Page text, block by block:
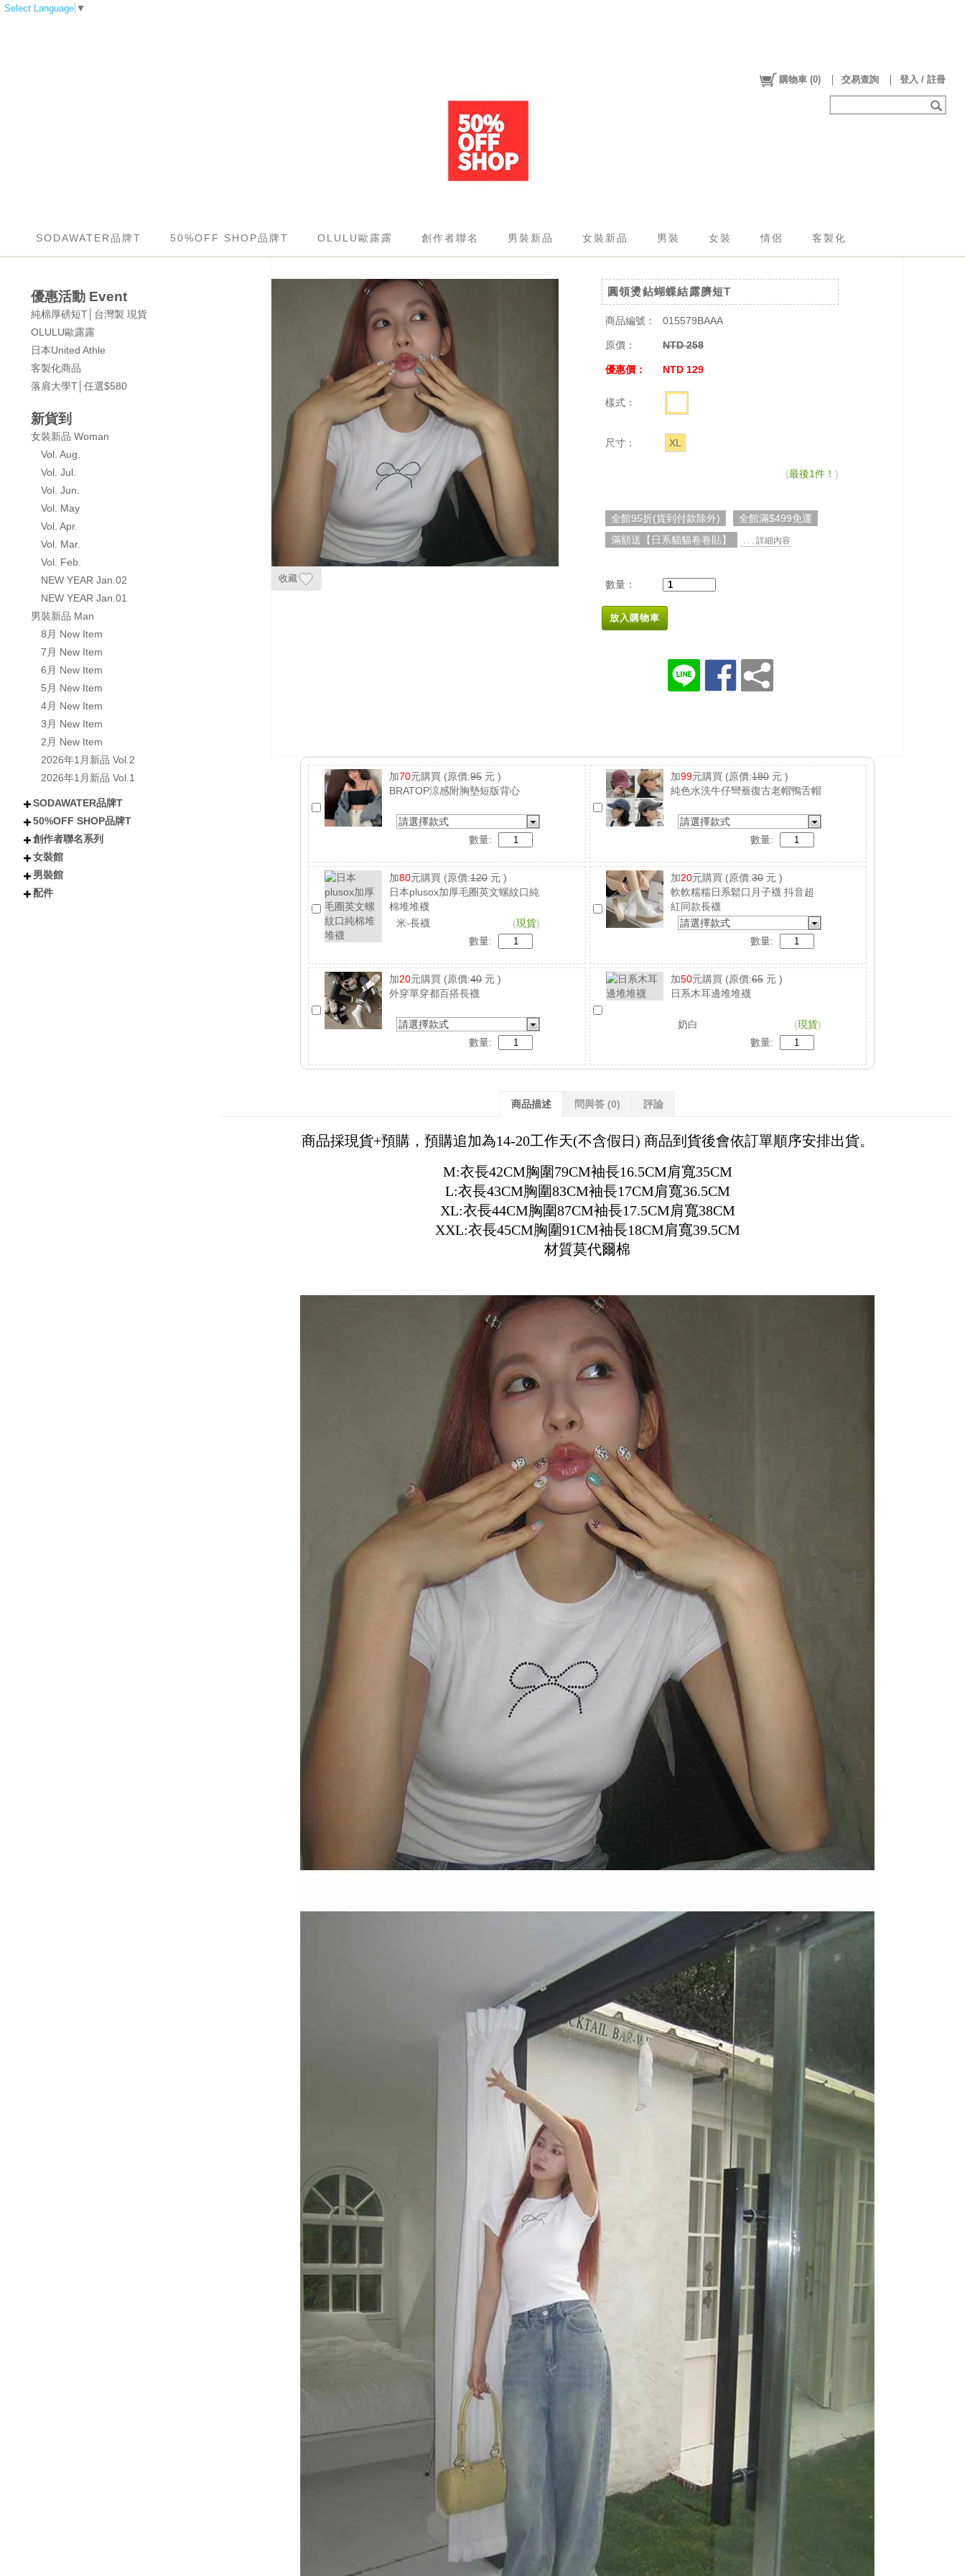
Select Language ▼
SODAWATER品牌T 50%OFF SHOP品牌T OLULU歐露露 創作者聯名 男裝新品 女裝新品 男裝 女裝 情侶 客製化
購物車 (0) 交易查詢 登入 / 註冊
優惠活動 Event
純棉厚磅短T│台灣製 現貨
OLULU歐露露
日本United Athle
客製化商品
落肩大學T│任選$580
新貨到
女裝新品 Woman
Vol. Aug.
Vol. Jul.
Vol. Jun.
Vol. May
Vol. Apr.
Vol. Mar.
Vol. Feb.
NEW YEAR Jan.02
NEW YEAR Jan.01
男裝新品 Man
8月 New Item
7月 New Item
6月 New Item
5月 New Item
4月 New Item
3月 New Item
2月 New Item
2026年1月新品 Vol.2
2026年1月新品 Vol.1
SODAWATER品牌T
不分類
全部短袖商品
全部長袖商品
全部外套COAT
喵汪星人
小熊│泰迪熊
有梗文字TEE
Y2K
美式風格
日式風格
戰國貓大人
肌肉地獄
暗黑
50%OFF SHOP品牌T
不分類
所有短袖商品
所有涼感抗UV機能T
所有長袖商品
貓貓
狗狗
小熊
下午茶甜點
卡通
潮流
創作者聯名系列
不分類
Kono可諾
小舒舒
吃貨少女あか
奶加
鳥人瑞克斯
貝莉蒂絲
兔森森
米歪
蜜糖貓
Mineko_meow
煥悅工作室聯名
海王u魚
悠五 YuWu
擔擔麵
晴海はるみ
河豚小妞
酒咪
天奈莓璐 聯名
野生的淡水人 聯名
他(子) 聯名
夏琳(阿琳阿琳琳)聯名
雷德古雷夫 聯名
迪亞雜藝舖 聯名
熙潞姆 Shirumu聯名
嘎旋旋 聯名
霓茶 聯名
白兔兔兔聯名
Sam Bai✦ 桑唄✦聯名
咪寶 聯名
彌羽ゆう 聯名
柔一口甜 聯名
プラチナ普拉祈娜 聯名款
波風水雞 聯名
諾芙.exe聯名
鼠芝ミルチ 聯名
大鴉 聯名
蜜柑あいみ 聯名
來楽 聯名
緋嫣_睡眠ドーナツ聯名
伊德海拉ヽ 聯名
夢寐愛姆ユメビエム 聯名
吾貓ねこです聯名
阡狐Huni聯名
喇密聯名
阿栗栗聯名
皮立聯名
清玉聯名
水兔海聯名
諾櫻Noe聯名
日本曼生活聯名
萬萬丶聯名
米哇哇みわわ聯名
茶茶狐聯名
阿尼婪聯名
朶菟菈聯名
爪爪貓聯名
天奈雪羽聯名
黑狐洛克
夜某YamOuO聯名
阿香聯名
綿羽ミルフィ
七兔なよみ聯名
小靜しずか聯名
楓棠兒聯名
嶺上荏染聯名
滔滔ラ聯名
橙雨沐沿聯名
五十鈴抹茶糰子
浮浪x飛行者
女裝館
不分類
上衣
短袖
長袖
連衣裙
雪紡/針織
襯衫
套裝
背心
下身
短褲
長褲
短裙
長裙
外套
夾克
風衣
牛仔外套
鋪棉外套
毛衣外套
女鞋
配件
襪子
包包
男裝館
不分類
上衣
外套
褲子
配件
配件
收藏
圓領燙鉆蝴蝶結露臍短T
商品編號： 015579BAAA
原價： NTD 258
優惠價： NTD 129
樣式：
尺寸： XL
(最後1件！ )
全館95折(貨到付款除外)
全館滿$499免運
滿額送【日系貓貓卷卷貼】
. . . 詳細內容
數量：
放入購物車
加70元購買 (原價:95 元 )
BRATOP涼感附胸墊短版背心
請選擇款式
數量:
加99元購買 (原價:180元 )
純色水洗牛仔彎簷復古老帽鴨舌帽
請選擇款式
數量:
加80元購買 (原價:120 元 )
日本plusox加厚毛圈英文螺紋口純
棉堆堆襪
米-長襪
(現貨)
數量:
加20元購買 (原價:30元 )
軟軟糯糯日系鬆口月子襪 抖音超
紅同款長襪
請選擇款式
數量:
加20元購買 (原價:40 元 )
外穿單穿都百搭長襪
請選擇款式
數量:
加50元購買 (原價:65元 )
日系木耳邊堆堆襪
奶白 (現貨)
數量:
商品描述 問與答 (0) 評論